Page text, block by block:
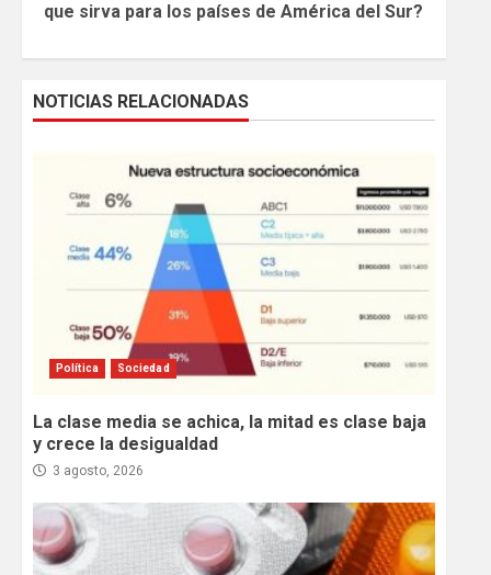
que sirva para los países de América del Sur?
NOTICIAS RELACIONADAS
Política Sociedad
La clase media se achica, la mitad es clase baja
y crece la desigualdad
3 agosto, 2026